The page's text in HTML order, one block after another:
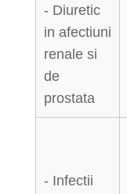
- Diuretic
in afectiuni
renale si
de
prostata
- Infectii